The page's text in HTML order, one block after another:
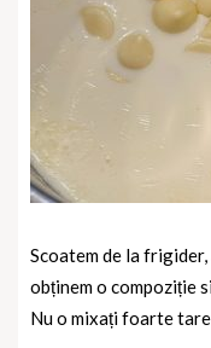
Scoatem de la
obținem o compoziție
Nu o mixați foarte